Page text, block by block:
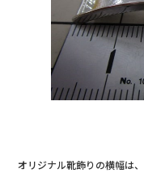
オリジナル靴飾りの横幅は、